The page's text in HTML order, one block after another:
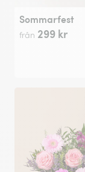
Sommarfest
från 299 kr